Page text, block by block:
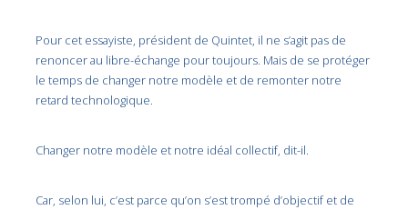
Pour cet essayiste, président de Quintet, il ne s’agit pas de
renoncer au libre-échange pour toujours. Mais de se protéger
le temps de changer notre modèle et de remonter notre
retard technologique.
Changer notre modèle et notre idéal collectif, dit-il.
Car, selon lui, c’est parce qu’on s’est trompé d’objectif et de